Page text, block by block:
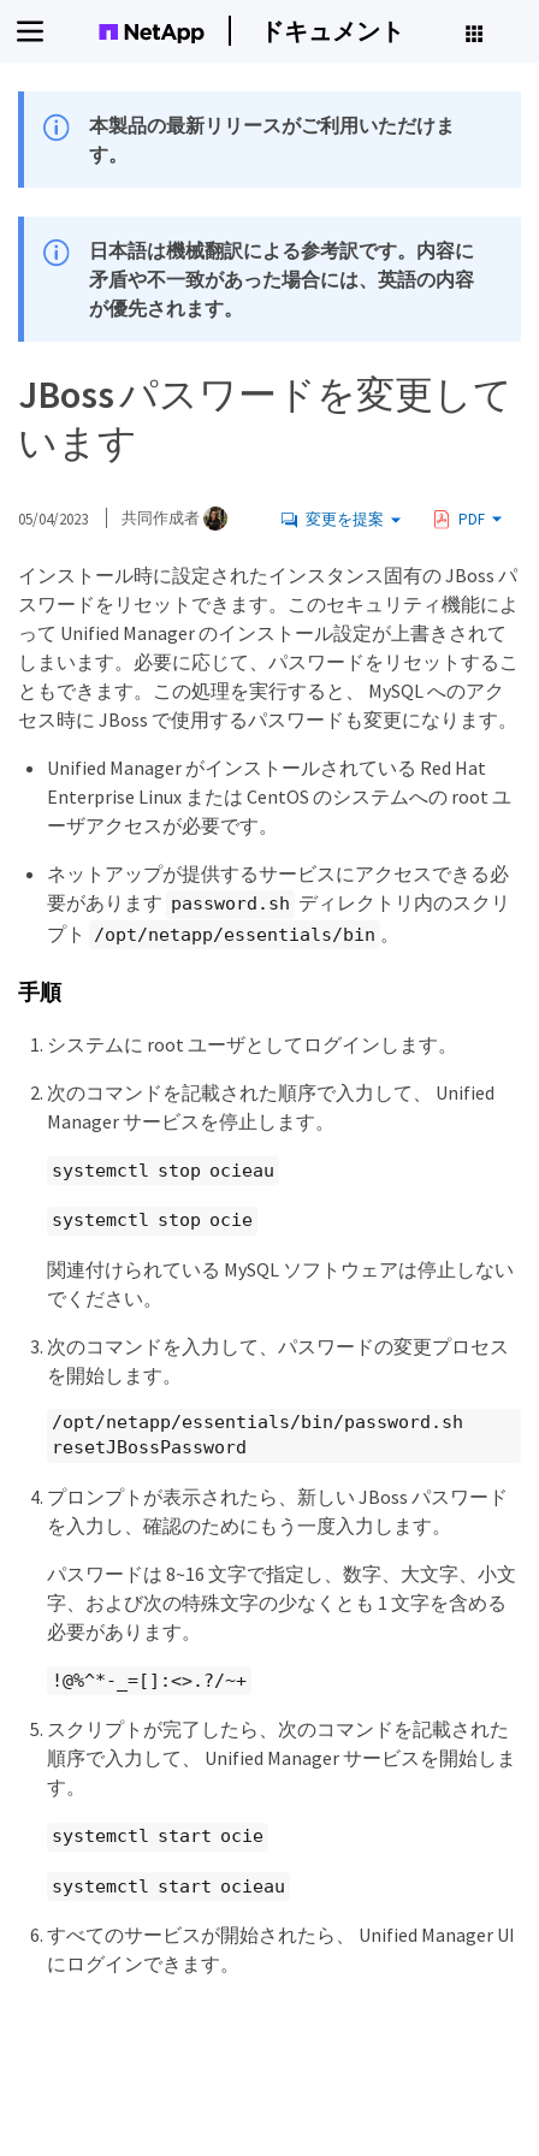
ドキュメント
本製品の最新リリースがご利用いただけま
す。
日本語は機械翻訳による参考訳です。内容に
矛盾や不一致があった場合には、英語の内容
が優先されます。
JBoss パスワードを変更して
います
05/04/2023 共同作成者 変更を提案 PDF
インストール時に設定されたインスタンス固有の JBoss パ
スワードをリセットできます。このセキュリティ機能によ
って Unified Manager のインストール設定が上書きされて
しまいます。必要に応じて、パスワードをリセットするこ
ともできます。この処理を実行すると、 MySQL へのアク
セス時に JBoss で使用するパスワードも変更になります。
Unified Manager がインストールされている Red Hat
Enterprise Linux または CentOS のシステムへの root ユ
ーザアクセスが必要です。
ネットアップが提供するサービスにアクセスできる必
要があります password.sh ディレクトリ内のスクリ
プト
/opt/netapp/essentials/bin 。
手順
システムに root ユーザとしてログインします。
次のコマンドを記載された順序で入力して、 Unified
Manager サービスを停止します。
systemctl stop ocieau
systemctl stop ocie
関連付けられている MySQL ソフトウェアは停止しない
でください。
次のコマンドを入力して、パスワードの変更プロセス
を開始します。
/opt/netapp/essentials/bin/password.sh
resetJBossPassword
プロンプトが表示されたら、新しい JBoss パスワード
を入力し、確認のためにもう一度入力します。
パスワードは 8~16 文字で指定し、数字、大文字、小文
字、および次の特殊文字の少なくとも 1 文字を含める
必要があります。
!@%^*-_=[]:<>.?/~+
スクリプトが完了したら、次のコマンドを記載された
順序で入力して、 Unified Manager サービスを開始しま
す。
systemctl start ocie
systemctl start ocieau
すべてのサービスが開始されたら、 Unified Manager UI
にログインできます。